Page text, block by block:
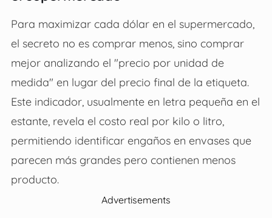
Para maximizar cada dólar en el supermercado,
el secreto no es comprar menos, sino comprar
mejor analizando el "precio por unidad de
medida" en lugar del precio final de la etiqueta.
Este indicador, usualmente en letra pequeña en el
estante, revela el costo real por kilo o litro,
permitiendo identificar engaños en envases que
parecen más grandes pero contienen menos
producto.
Advertisements